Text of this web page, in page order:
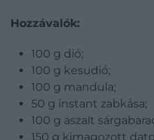
Hozzávalók:
100 g dió;
100 g kesudió;
100 g mandula;
50 g instant zabkása;
100 g aszalt
150 g kimagozott